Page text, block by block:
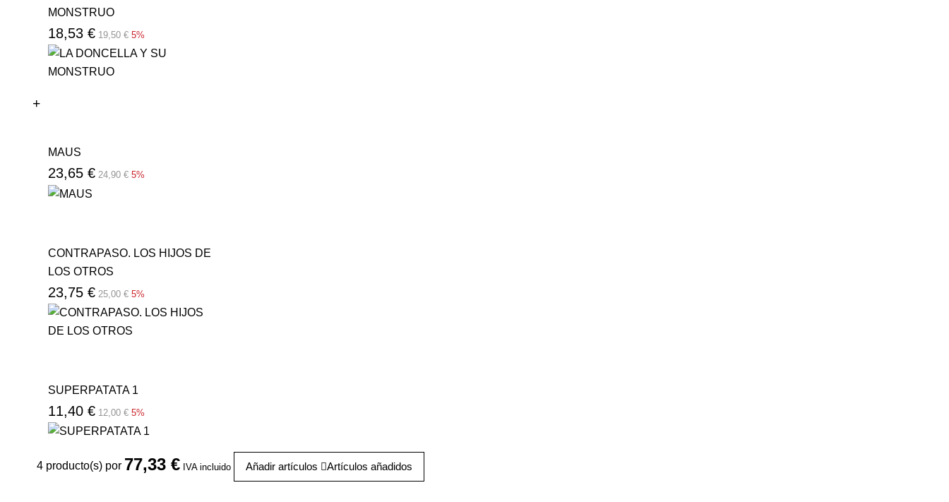
MONSTRUO
18,53 € 19,50 € 5%
MAUS
23,65 € 24,90 € 5%
CONTRAPASO. LOS HIJOS DE
LOS OTROS
23,75 € 25,00 € 5%
SUPERPATATA 1
11,40 € 12,00 € 5%
4 producto(s) por 77,33 € IVA incluido Añadir artículos Artículos añadidos